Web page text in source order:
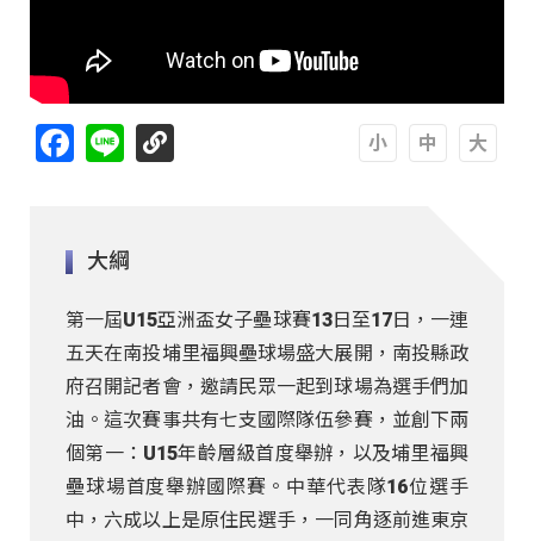
Facebook
Line
大綱
第一屆U15亞洲盃女子壘球賽13日至17日，一連
五天在南投埔里福興壘球場盛大展開，南投縣政
府召開記者會，邀請民眾一起到球場為選手們加
油。這次賽事共有七支國際隊伍參賽，並創下兩
個第一：U15年齡層級首度舉辦，以及埔里福興
壘球場首度舉辦國際賽。中華代表隊16位選手
中，六成以上是原住民選手，一同角逐前進東京